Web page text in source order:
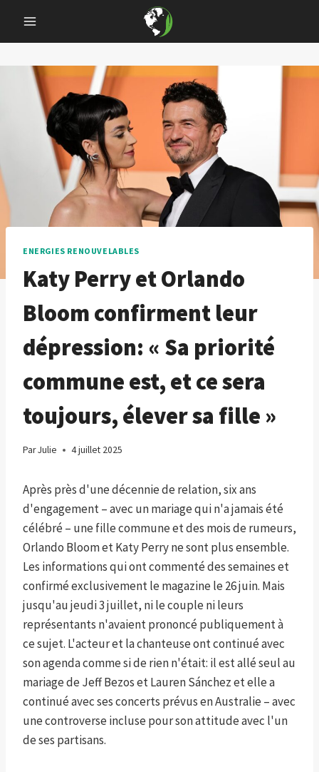
content
ENERGIES RENOUVELABLES
Katy Perry et Orlando
Bloom confirment leur
dépression: « Sa priorité
commune est, et ce sera
toujours, élever sa fille »
ParJulie 4 juillet 2025
Après près d'une décennie de relation, six ans
d'engagement – avec un mariage qui n'a jamais été
célébré – une fille commune et des mois de rumeurs,
Orlando Bloom et Katy Perry ne sont plus ensemble.
Les informations qui ont commenté des semaines et
confirmé exclusivement le magazine le 26 juin. Mais
jusqu'au jeudi 3 juillet, ni le couple ni leurs
représentants n'avaient prononcé publiquement à
ce sujet. L'acteur et la chanteuse ont continué avec
son agenda comme si de rien n'était: il est allé seul au
mariage de Jeff Bezos et Lauren Sánchez et elle a
continué avec ses concerts prévus en Australie – avec
une controverse incluse pour son attitude avec l'un
de ses partisans.